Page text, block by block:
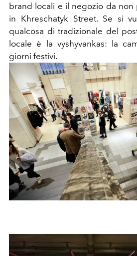
brand locali e il negozio da non
in Khreschatyk Street. Se si
qualcosa di tradizionale del
locale è la vyshyvankas: la
giorni festivi.